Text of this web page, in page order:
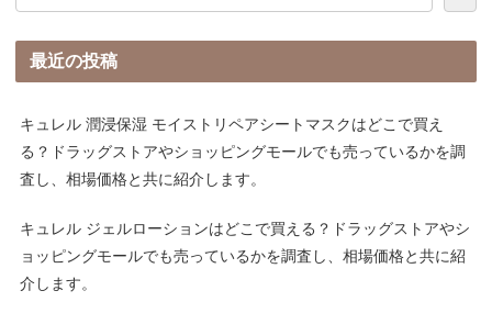
最近の投稿
キュレル 潤浸保湿 モイストリペアシートマスクはどこで買え
る？ドラッグストアやショッピングモールでも売っているかを調
査し、相場価格と共に紹介します。
キュレル ジェルローションはどこで買える？ドラッグストアやシ
ョッピングモールでも売っているかを調査し、相場価格と共に紹
介します。